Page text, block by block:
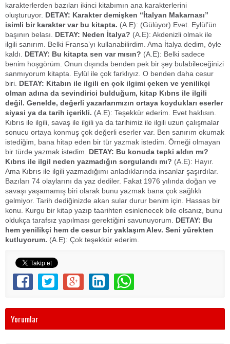
karakterlerden bazıları ikinci kitabımın ana karakterlerini
oluşturuyor. DETAY: Karakter demişken “İtalyan Makarnası”
isimli bir karakter var bu kitapta. (A.E): (Gülüyor) Evet. Eylül’ün
başının belası. DETAY: Neden İtalya? (A.E): Akdenizli olmak ile
ilgili sanırım. Belki Fransa’yı kullanabilirdim. Ama İtalya dedim, öyle
kaldı. DETAY: Bu kitapta sen var mısın? (A.E): Belki sadece
benim hoşgörüm. Onun dışında benden pek bir şey bulabileceğinizi
sanmıyorum kitapta. Eylül ile çok farklıyız. O benden daha cesur
biri. DETAY: Kitabın ile ilgili en çok ilgimi çeken ve yenilikçi
olman adına da sevindirici bulduğum, kitap Kıbrıs ile ilgili
değil. Genelde, değerli yazarlarımızın ortaya koydukları eserler
siyasi ya da tarih içerikli. (A.E): Teşekkür ederim. Evet haklısın.
Kıbrıs ile ilgili, savaş ile ilgili ya da tarihimiz ile ilgili uzun çalışmalar
sonucu ortaya konmuş çok değerli eserler var. Ben sanırım okumak
istediğim, bana hitap eden bir tür yazmak istedim. Örneği olmayan
bir türde yazmak istedim. DETAY: Bu konuda tepki aldın mı?
Kıbrıs ile ilgil neden yazmadığın sorgulandı mı? (A.E): Hayır.
Ama Kıbrıs ile ilgili yazmadığımı anladıklarında insanlar şaşırdılar.
Bazıları 74 olaylarını da yaz dediler. Fakat 1976 yılında doğan ve
savaşı yaşamamış biri olarak bunu yazmak bana çok sağlıklı
gelmiyor. Tarih dediğinizde akan sular durur benim için. Hassas bir
konu. Kurgu bir kitap yazıp taarihten esinlenecek bile olsanız, bunu
oldukça tarafsız yapılması gerektiğini savunuyorum. DETAY: Bu
hem yenilikçi hem de cesur bir yaklaşım Alev. Seni yürekten
kutluyorum. (A.E): Çok teşekkür ederim.
Yorumlar